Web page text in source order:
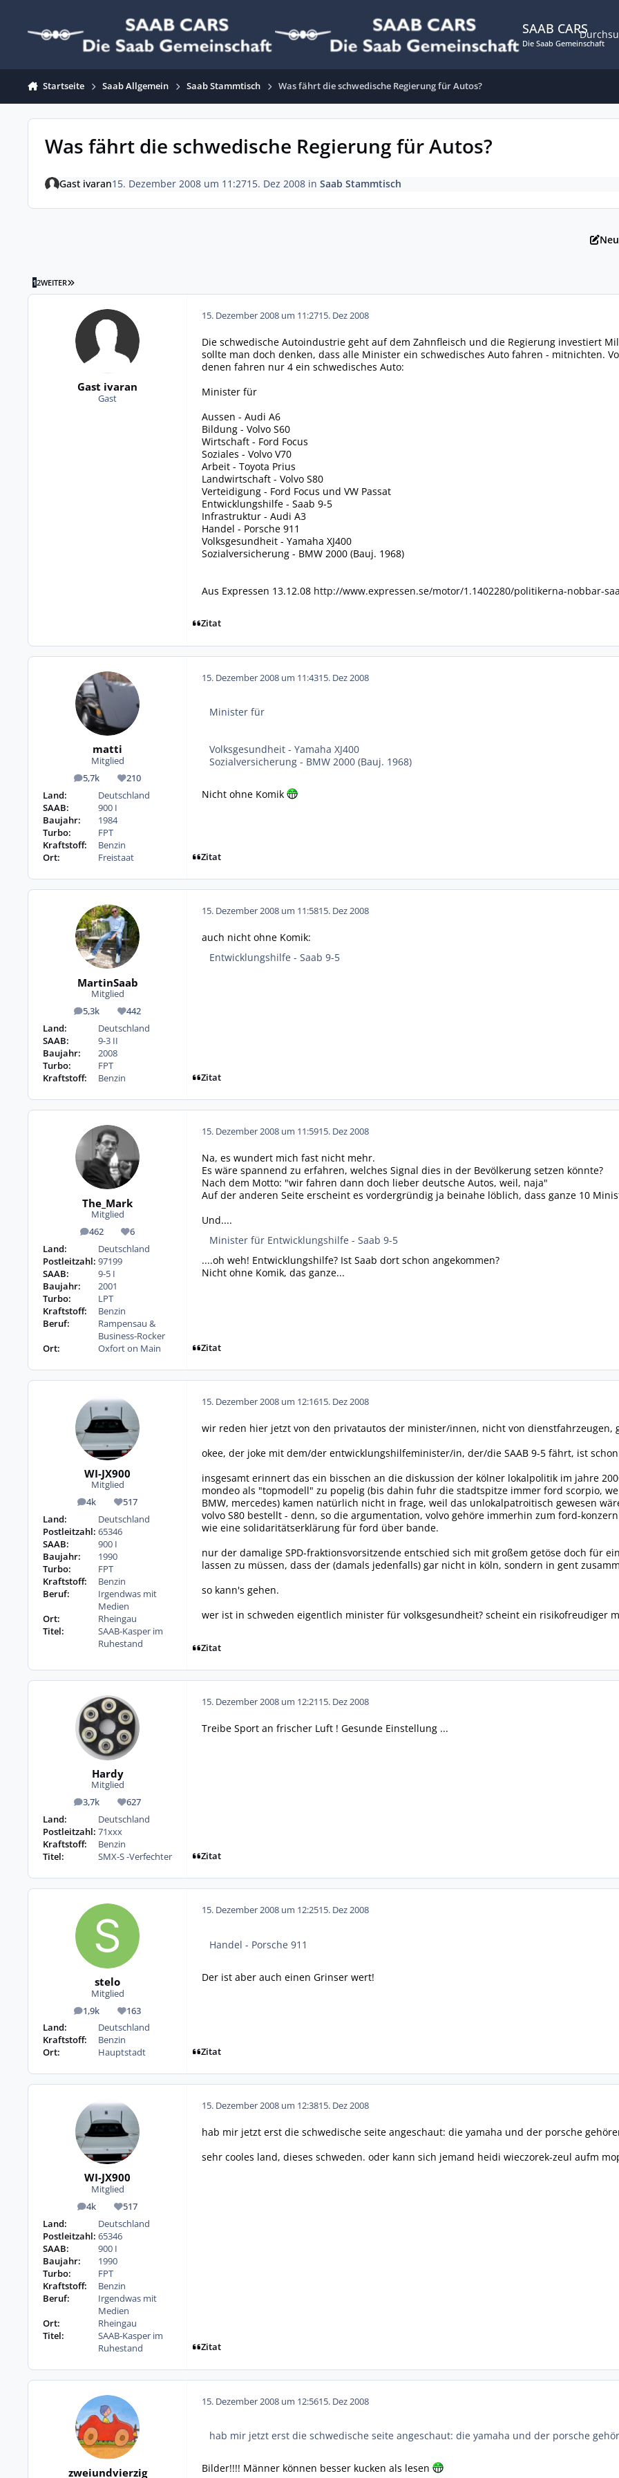
SAAB CARS
Die Saab Gemeinschaft
Startseite Saab Allgemein Saab Stammtisch Was fährt die schwedische Regierung für Autos?
Was fährt die schwedische Regierung für Autos?
Gast ivaran15. Dezember 2008 um 11:2715. Dez 2008in Saab Stammtisch
12WEITER LETZTE SEITE
Gast ivaran
Gast
15. Dezember 2008 um 11:2715. Dez 2008
Die schwedische Autoindustrie geht auf dem Zahnfleisch und die Regierung investiert
sollte man doch denken, dass alle Minister ein schwedisches Auto fahren - mitnichten.
denen fahren nur 4 ein schwedisches Auto:
Minister für
Aussen - Audi A6
Bildung - Volvo S60
Wirtschaft - Ford Focus
Soziales - Volvo V70
Arbeit - Toyota Prius
Landwirtschaft - Volvo S80
Verteidigung - Ford Focus und VW Passat
Entwicklungshilfe - Saab 9-5
Infrastruktur - Audi A3
Handel - Porsche 911
Volksgesundheit - Yamaha XJ400
Sozialversicherung - BMW 2000 (Bauj. 1968)
Aus Expressen 13.12.08 http://www.expressen.se/motor/1.1402280/politikerna-nobbar-
Zitat
matti
Mitglied
5,7k
Beiträge 210
Reputation
Land:
Deutschland
SAAB:
900 I
Baujahr:
1984
Turbo:
FPT
Kraftstoff:
Benzin
Ort:
Freistaat
15. Dezember 2008 um 11:4315. Dez 2008
Minister für
Volksgesundheit - Yamaha XJ400
Sozialversicherung - BMW 2000 (Bauj. 1968)
Nicht ohne Komik
Zitat
MartinSaab
Mitglied
5,3k
Beiträge 442
Reputation
Land:
Deutschland
SAAB:
9-3 II
Baujahr:
2008
Turbo:
FPT
Kraftstoff:
Benzin
15. Dezember 2008 um 11:5815. Dez 2008
auch nicht ohne Komik:
Entwicklungshilfe - Saab 9-5
Zitat
The_Mark
Mitglied
462
Beiträge 6
Reputation
Land:
Deutschland
Postleitzahl: 97199
SAAB:
9-5 I
Baujahr:
2001
Turbo:
LPT
Kraftstoff:
Benzin
Beruf:
Rampensau &
Business-Rocker
Ort:
Oxfort on Main
15. Dezember 2008 um 11:5915. Dez 2008
Na, es wundert mich fast nicht mehr.
Es wäre spannend zu erfahren, welches Signal dies in der Bevölkerung setzen könnte?
Nach dem Motto: "wir fahren dann doch lieber deutsche Autos, weil, naja"
Auf der anderen Seite erscheint es vordergründig ja beinahe löblich, dass ganze 10
Und....
Minister für Entwicklungshilfe - Saab 9-5
....oh weh! Entwicklungshilfe? Ist Saab dort schon angekommen?
Nicht ohne Komik, das ganze...
Zitat
WI-JX900
Mitglied
4k
Beiträge 517
Reputation
Land:
Deutschland
Postleitzahl: 65346
SAAB:
900 I
Baujahr:
1990
Turbo:
FPT
Kraftstoff:
Benzin
Beruf:
Irgendwas mit
Medien
Ort:
Rheingau
Titel:
SAAB-Kasper im
Ruhestand
15. Dezember 2008 um 12:1615. Dez 2008
wir reden hier jetzt von den privatautos der minister/innen, nicht von dienstfahrzeugen,
okee, der joke mit dem/der entwicklungshilfeminister/in, der/die SAAB 9-5 fährt, ist
insgesamt erinnert das ein bisschen an die diskussion der kölner lokalpolitik im jahre
mondeo als "topmodell" zu popelig (bis dahin fuhr die stadtspitze immer ford scorpio,
BMW, mercedes) kamen natürlich nicht in frage, weil das unlokalpatroitisch gewesen
volvo S80 bestellt - denn, so die argumentation, volvo gehöre immerhin zum ford-
wie eine solidaritätserklärung für ford über bande.
nur der damalige SPD-fraktionsvorsitzende entschied sich mit großem getöse doch für
lassen zu müssen, dass der (damals jedenfalls) gar nicht in köln, sondern in gent
so kann's gehen.
wer ist in schweden eigentlich minister für volksgesundheit? scheint ein risikofreudiger
Zitat
Hardy
Mitglied
3,7k
Beiträge 627
Reputation
Land:
Deutschland
Postleitzahl: 71xxx
Kraftstoff:
Benzin
Titel:
SMX-S -Verfechter
15. Dezember 2008 um 12:2115. Dez 2008
Treibe Sport an frischer Luft ! Gesunde Einstellung ...
Zitat
stelo
Mitglied
1,9k
Beiträge 163
Reputation
Land:
Deutschland
Kraftstoff:
Benzin
Ort:
Hauptstadt
15. Dezember 2008 um 12:2515. Dez 2008
Handel - Porsche 911
Der ist aber auch einen Grinser wert!
Zitat
WI-JX900
Mitglied
4k
Beiträge 517
Reputation
Land:
Deutschland
Postleitzahl: 65346
SAAB:
900 I
Baujahr:
1990
Turbo:
FPT
Kraftstoff:
Benzin
Beruf:
Irgendwas mit
Medien
Ort:
Rheingau
Titel:
SAAB-Kasper im
Ruhestand
15. Dezember 2008 um 12:3815. Dez 2008
hab mir jetzt erst die schwedische seite angeschaut: die yamaha und der porsche
sehr cooles land, dieses schweden. oder kann sich jemand heidi wieczorek-zeul aufm
Zitat
zweiundvierzig
15. Dezember 2008 um 12:5615. Dez 2008
hab mir jetzt erst die schwedische seite angeschaut: die yamaha und der porsche
Bilder!!!! Männer können besser kucken als lesen